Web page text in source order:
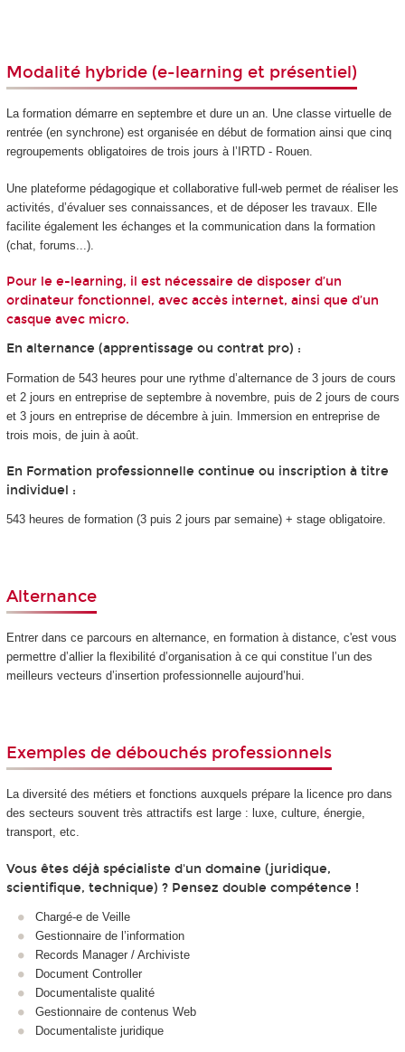
Modalité hybride (e-learning et présentiel)
La formation démarre en septembre et dure un an. Une classe virtuelle de
rentrée (en synchrone) est organisée en début de formation ainsi que cinq
regroupements obligatoires de trois jours à l’IRTD - Rouen.
Une plateforme pédagogique et collaborative full-web permet de réaliser les
activités, d’évaluer ses connaissances, et de déposer les travaux. Elle
facilite également les échanges et la communication dans la formation
(chat, forums...).
Pour le e-learning, il est nécessaire de disposer d’un
ordinateur fonctionnel, avec accès internet, ainsi que d’un
casque avec micro.
En alternance (apprentissage ou contrat pro) :
Formation de 543 heures pour une rythme d’alternancede 3 jours de cours
et 2 jours en entreprise de septembre à novembre, puis de 2 jours de cours
et 3 jours en entreprise de décembre à juin. Immersion en entreprise de
trois mois, de juin à août.
En Formation professionnelle continue ou inscription à titre
individuel :
543 heures de formation (3 puis 2 jours par semaine) + stage obligatoire.
Alternance
Entrer dans ce parcours en alternance, en formation à distance, c'est vous
permettre d’allier la flexibilité d’organisation à ce qui constitue l’un des
meilleurs vecteurs d’insertion professionnelle aujourd’hui.
Exemples de débouchés professionnels
La diversité des métiers et fonctions auxquels prépare la licence pro dans
des secteurs souvent très attractifs est large : luxe, culture, énergie,
transport, etc.
Vous êtes déjà spécialiste d'un domaine (juridique,
scientifique, technique) ? Pensez double compétence !
Chargé‑e de Veille
Gestionnaire de l’information
Records Manager / Archiviste
Document Controller
Documentaliste qualité
Gestionnaire de contenus Web
Documentaliste juridique